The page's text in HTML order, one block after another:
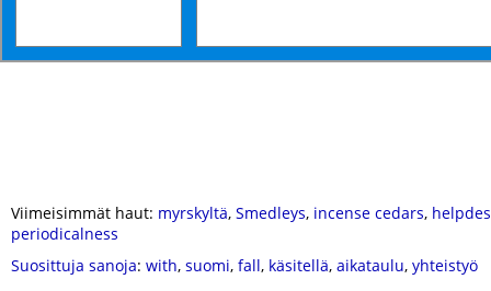
Viimeisimmät haut: myrskyltä, Smedleys, incense cedars,
periodicalness
Suosittuja sanoja: with, suomi, fall, käsitellä, aikataulu, yhteistyö